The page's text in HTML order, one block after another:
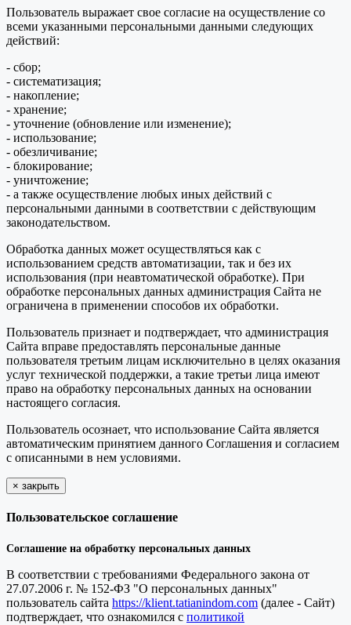
Пользователь выражает свое согласие на осуществление со
всеми указанными персональными данными следующих
действий:
- сбор;
- систематизация;
- накопление;
- хранение;
- уточнение (обновление или изменение);
- использование;
- обезличивание;
- блокирование;
- уничтожение;
- а также осуществление любых иных действий с
персональными данными в соответствии с действующим
законодательством.
Обработка данных может осуществляться как с
использованием средств автоматизации, так и без их
использования (при неавтоматической обработке). При
обработке персональных данных администрация Сайта не
ограничена в применении способов их обработки.
Пользователь признает и подтверждает, что администрация
Сайта вправе предоставлять персональные данные
пользователя третьим лицам исключительно в целях оказания
услуг технической поддержки, а такие третьи лица имеют
право на обработку персональных данных на основании
настоящего согласия.
Пользователь осознает, что использование Сайта является
автоматическим принятием данного Соглашения и согласием
с описанными в нем условиями.
× закрыть
Пользовательское соглашение
Соглашение на обработку персональных данных
В соответствии с требованиями Федерального закона от
27.07.2006 г. № 152-ФЗ "О персональных данных"
пользователь сайта https://klient.tatianindom.com (далее - Сайт)
подтверждает, что ознакомился с политикой